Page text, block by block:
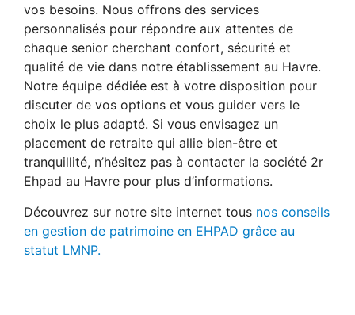
vos besoins. Nous offrons des services
personnalisés pour répondre aux attentes de
chaque senior cherchant confort, sécurité et
qualité de vie dans notre établissement au Havre.
Notre équipe dédiée est à votre disposition pour
discuter de vos options et vous guider vers le
choix le plus adapté. Si vous envisagez un
placement de retraite qui allie bien-être et
tranquillité, n’hésitez pas à contacter la société 2r
Ehpad au Havre pour plus d’informations.
Découvrez sur notre site internet tous nos conseils
en gestion de patrimoine en EHPAD grâce au
statut LMNP.